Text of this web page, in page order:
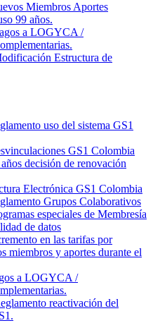
Miembros Aportes
99 años.
a LOGYCA /
Estructura de
uso del sistema GS1
GS1 Colombia
decisión de renovación
Electrónica GS1 Colombia
Grupos Colaborativos
especiales de Membresía
de datos
en las tarifas por
miembros y aportes durante el
a LOGYCA /
reactivación del